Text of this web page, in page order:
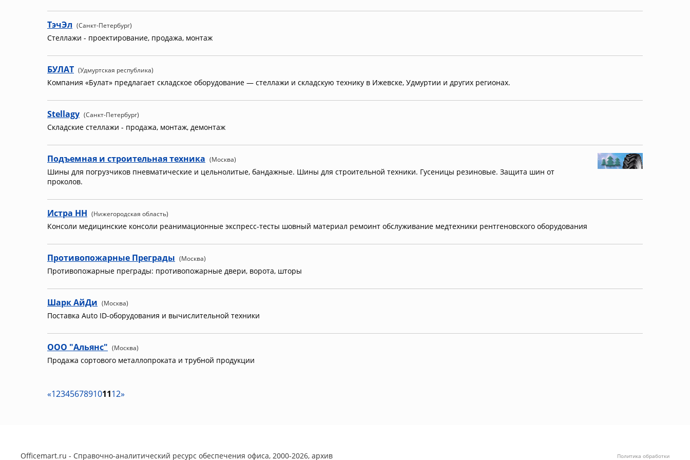
ТэчЭл (Санкт-Петербург)
Стеллажи - проектирование, продажа, монтаж
БУЛАТ (Удмуртская республика)
Компания «Булат» предлагает складское оборудование — стеллажи и складскую технику в Ижевске, Удмуртии и других регионах.
Stellagy (Санкт-Петербург)
Складские стеллажи - продажа, монтаж, демонтаж
Подъемная и строительная техника (Москва)
Шины для погрузчиков пневматические и цельнолитые, бандажные. Шины для строительной техники. Гусеницы резиновые. Защита шин от
проколов.
Истра НН (Нижегородская область)
Консоли медицинские консоли реанимационные экспресс-тесты шовный материал ремоинт обслуживание медтехники рентгеновского оборудования
Противопожарные Преграды (Москва)
Противопожарные преграды: противопожарные двери, ворота, шторы
Шарк АйДи (Москва)
Поставка Auto ID-оборудования и вычислительной техники
ООО "Альянс" (Москва)
Продажа сортового металлопроката и трубной продукции
«123456789101112»
Officemart.ru - Справочно-аналитический ресурс обеспечения офиса, 2000-2026, архив Политика обработки